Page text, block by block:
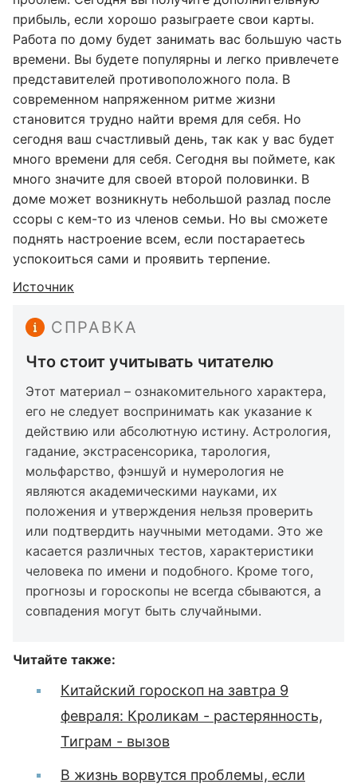
прибыль, если хорошо разыграете свои карты.
Работа по дому будет занимать вас большую часть
времени. Вы будете популярны и легко привлечете
представителей противоположного пола. В
современном напряженном ритме жизни
становится трудно найти время для себя. Но
сегодня ваш счастливый день, так как у вас будет
много времени для себя. Сегодня вы поймете, как
много значите для своей второй половинки. В
доме может возникнуть небольшой разлад после
ссоры с кем-то из членов семьи. Но вы сможете
поднять настроение всем, если постараетесь
успокоиться сами и проявить терпение.
Источник
СПРАВКА
Что стоит учитывать читателю
Этот материал – ознакомительного характера,
его не следует воспринимать как указание к
действию или абсолютную истину. Астрология,
гадание, экстрасенсорика, тарология,
мольфарство, фэншуй и нумерология не
являются академическими науками, их
положения и утверждения нельзя проверить
или подтвердить научными методами. Это же
касается различных тестов, характеристики
человека по имени и подобного. Кроме того,
прогнозы и гороскопы не всегда сбываются, а
совпадения могут быть случайными.
Читайте также:
Китайский гороскоп на завтра 9
февраля: Кроликам - растерянность,
Тиграм - вызов
В жизнь ворвутся проблемы, если